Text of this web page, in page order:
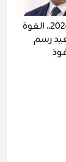
مونديال 2026.. القوة
رسم